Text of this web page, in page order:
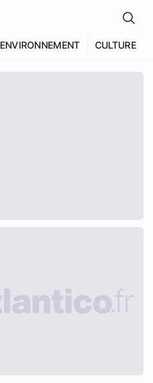
ENVIRONNEMENT CULTURE